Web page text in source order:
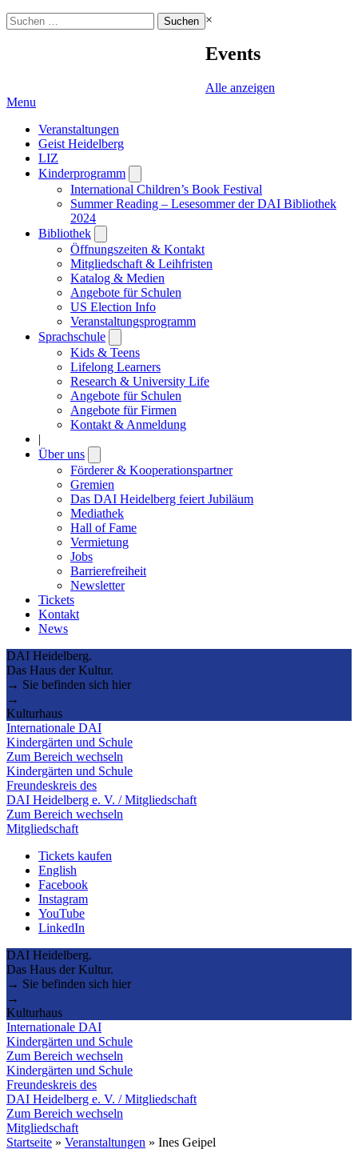
Suchen
nach:
×
Events
Alle anzeigen
Menu
Veranstaltungen
Geist Heidelberg
LIZ
Kinderprogramm
submenu
International Children’s Book Festival
Summer Reading – Lesesommer der DAI Bibliothek
2024
Bibliothek
submenu
Öffnungszeiten & Kontakt
Mitgliedschaft & Leihfristen
Katalog & Medien
Angebote für Schulen
US Election Info
Veranstaltungsprogramm
Sprachschule
submenu
Kids & Teens
Lifelong Learners
Research & University Life
Angebote für Schulen
Angebote für Firmen
Kontakt & Anmeldung
|
Über uns
submenu
Förderer & Kooperationspartner
Gremien
Das DAI Heidelberg feiert Jubiläum
Mediathek
Hall of Fame
Vermietung
Jobs
Barrierefreiheit
Newsletter
Tickets
Kontakt
News
DAI Heidelberg.
Das Haus der Kultur.
→ Sie befinden sich hier
→
Kulturhaus
Internationale DAI
Kindergärten und Schule
Zum Bereich wechseln
Kindergärten und Schule
Freundeskreis des
DAI Heidelberg e. V. / Mitgliedschaft
Zum Bereich wechseln
Mitgliedschaft
Tickets kaufen
English
Facebook
Instagram
YouTube
LinkedIn
DAI Heidelberg.
Das Haus der Kultur.
→ Sie befinden sich hier
→
Kulturhaus
Internationale DAI
Kindergärten und Schule
Zum Bereich wechseln
Kindergärten und Schule
Freundeskreis des
DAI Heidelberg e. V. / Mitgliedschaft
Zum Bereich wechseln
Mitgliedschaft
Startseite » Veranstaltungen » Ines Geipel